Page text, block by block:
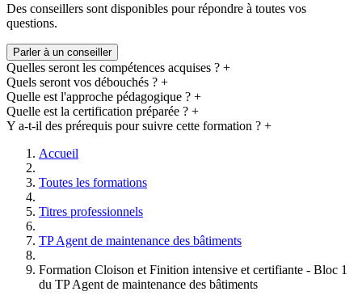
Excellence académique : Apprenez avec desartisans
professionnels en activité
Encadrement efficace : Nos promotions sont limitées à
élèves maximumfavorisant un encadrement efficace par le
professeur
Expérience humaine : Particuliers et professionnels constituent
expérience humaine inoubliable
Mises en situation: Nos exercices pratiques en box
que nos élèves soient le plus rapidement opérationnels
Accessible financièrement : Notre formation est éligible au
de Compétencespour les entreprises du bâtiment.
Des conseillers sont disponibles pour répondre à toutes vos
questions.
Parler à un conseiller
Quelles seront les compétences acquises ? +
Quels seront vos débouchés ? +
Quelle est l'approche pédagogique ? +
Quelle est la certification préparée ? +
Y a-t-il des prérequis pour suivre cette formation ? +
Accueil
Toutes les formations
Titres professionnels
TP Agent de maintenance des bâtiments
Formation Cloison et Finition intensive et certifiante - Bloc 1
du TP Agent de maintenance des bâtiments